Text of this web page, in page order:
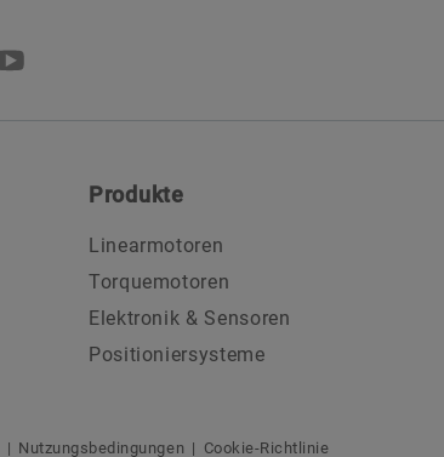
Produkte
Linearmotoren
Torquemotoren
Elektronik & Sensoren
Positioniersysteme
Nutzungsbedingungen Cookie-Richtlinie